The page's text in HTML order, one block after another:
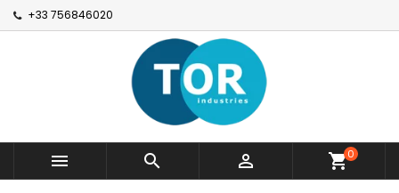
+33 756846020
   shopping_cart0